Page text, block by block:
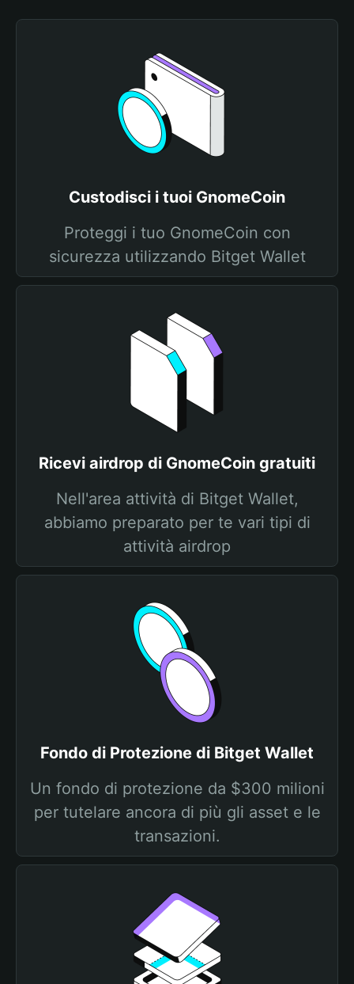
Custodisci i tuoi GnomeCoin
Proteggi i tuo GnomeCoin con
sicurezza utilizzando Bitget Wallet
Ricevi airdrop di GnomeCoin gratuiti
Nell'area attività di Bitget Wallet,
abbiamo preparato per te vari tipi di
attività airdrop
Fondo di Protezione di Bitget Wallet
Un fondo di protezione da $300 milioni
per tutelare ancora di più gli asset e le
transazioni.